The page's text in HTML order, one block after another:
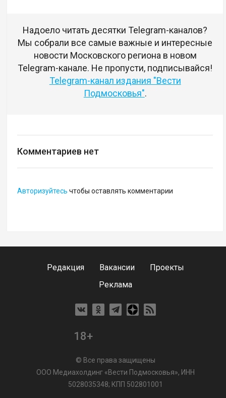
Надоело читать десятки Telegram-каналов?
Мы собрали все самые важные и интересные
новости Московского региона в новом
Telegram-канале. Не пропусти, подписывайся!
Telegram-канал издания "Вести
Подмосковья".
Комментариев нет
Авторизуйтесь чтобы оставлять комментарии
Редакция Вакансии
Проекты
Реклама
18+
© Все права защищены
ООО Медиахолдинг «Вести Подмосковья», ИНН
5028035348; КПП 502801001